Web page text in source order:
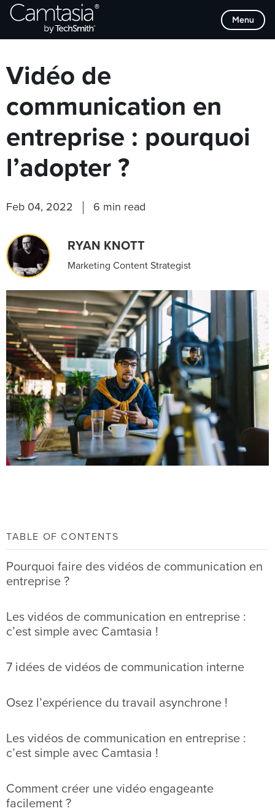
Passer
directement
Menu
Browse Categories
Vidéo de
communication en
entreprise : pourquoi
l’adopter ?
Feb 04, 2022 6 min read
RYAN KNOTT
Marketing Content Strategist
TABLE OF CONTENTS
Pourquoi faire des vidéos de communication en
entreprise ?
Les vidéos de communication en entreprise :
c’est simple avec Camtasia !
7 idées de vidéos de communication interne
Osez l’expérience du travail asynchrone !
Les vidéos de communication en entreprise :
c’est simple avec Camtasia !
Comment créer une vidéo engageante
facilement ?